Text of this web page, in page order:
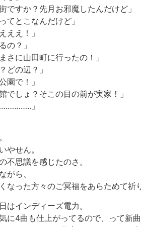
ですか？先月お邪魔したんだけど」
てとこなんだけど」
ええ！」
の？」
さに山田町に行ったの！」
どの辺？」
園で！」
でしょ？そこの目の前が実家！」
」
やせん。
不思議を感じたのさ。
がら、
なった方々のご冥福をあらためて祈
はインディーズ電力。
に4曲も仕上がってるので、って新曲